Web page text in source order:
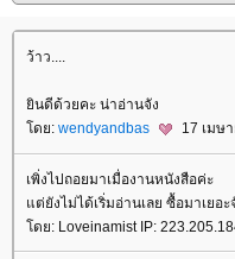
ว้าว....
ินดีด้วยคะ น่าอ่านจัง
ดย: wendyandbas 17 เมษ
เพิ่งไปถอยมาเมื่องานหนังสือค่ะ
ต่ยังไม่ได้เริ่มอ่านเลย ซื้อมาเยอ
ดย: Loveinamist IP: